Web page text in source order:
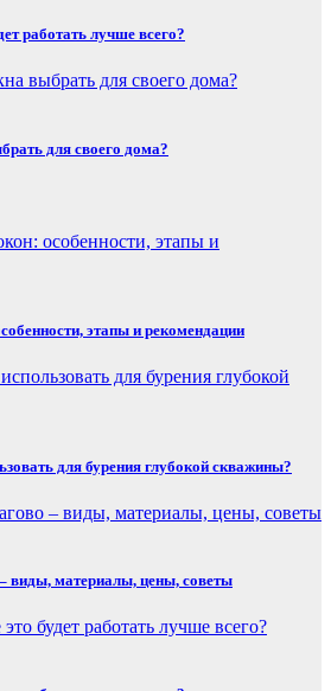
работать лучше всего?
для своего дома?
этапы и рекомендации
для бурения глубокой скважины?
виды, материалы, цены, советы